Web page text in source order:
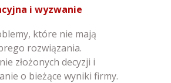
i wyzwanie
które nie mają
rozwiązania.
złożonych decyzji i
o bieżące wyniki firmy.